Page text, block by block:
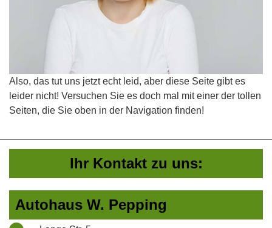
Also, das tut uns jetzt echt leid, aber diese Seite gibt es
leider nicht! Versuchen Sie es doch mal mit einer der tollen
Seiten, die Sie oben in der Navigation finden!
Ihr Kontakt zu uns:
Autohaus W. Pepping